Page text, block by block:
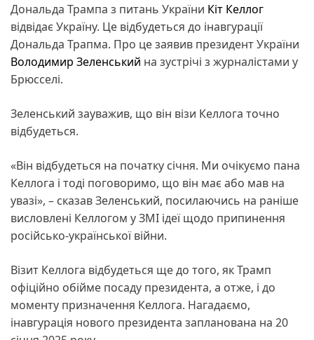
Дональда Трампа з питань України Кіт Келлог
відвідає Україну. Це відбудеться до інавгурації
Дональда Трапма. Про це заявив президент України
Володимир Зеленський на зустрічі з журналістами у
Брюсселі.
Зеленський зауважив, що він візи Келлога точно
відбудеться.
«Він відбудеться на початку січня. Ми очікуємо пана
Келлога і тоді поговоримо, що він має або мав на
увазі», – сказав Зеленський, посилаючись на раніше
висловлені Келлогом у ЗМІ ідеї щодо припинення
російсько-української війни.
Візит Келлога відбудеться ще до того, як Трамп
офіційно обійме посаду президента, а отже, і до
моменту призначення Келлога. Нагадаємо,
інавгурація нового президента запланована на 20